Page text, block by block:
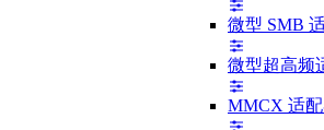
微型 SMB
微型超高频
MMCX 适